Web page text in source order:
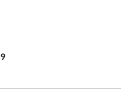
9